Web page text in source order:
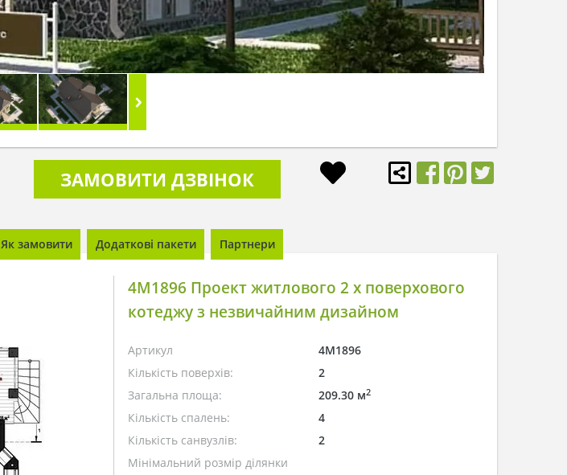
ЗАМОВИТИ ДЗВІНОК
Як замовити Додаткові пакети Партнери
4M1896 Проект житлового 2 х поверхового
котеджу з незвичайним дизайном
Артикул
4M1896
Кількість поверхів:
2
Загальна площа:
209.30 м2
Кількість спалень:
4
Кількість санвузлів:
2
Мінімальний розмір ділянки